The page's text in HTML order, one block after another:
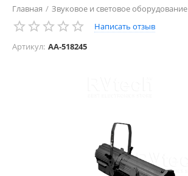
Главная / Звуковое и световое оборудование
Прожекторы LED /
Написать отзыв
Артикул: AA-518245